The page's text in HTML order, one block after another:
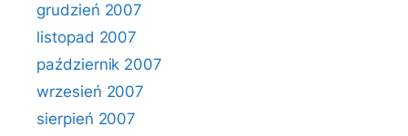
grudzień 2007
listopad 2007
październik 2007
wrzesień 2007
sierpień 2007